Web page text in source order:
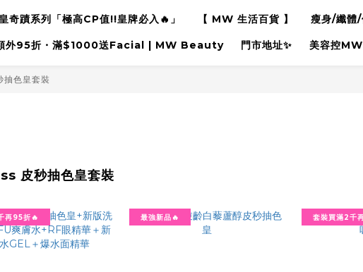
蹟系列「極高CP值!!皇牌必入🔥」 【 MW 生活百貨 】 瘦身/纖體/
外95折・滿$1000送Facial | MW Beauty 門市地址✨ 美容控
色皇套裝
皮秒抽色皇套裝
再95折🔥 最強新品🔥 套裝買滿2千